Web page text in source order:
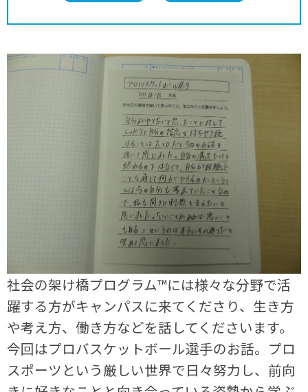
社会の架け橋プログラム™には様々な分野で活
躍する方がキャンパスに来てくださり、生き方
や考え方、働き方などを話してくださいます。
今回はプロバスケットボール選手のお話。プロ
スポーツという厳しい世界で日々努力し、前向